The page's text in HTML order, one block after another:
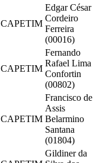
CAPETIM
Edgar César
Cordeiro
Ferreira
(00016)
CAPETIM
Fernando
Rafael Lima
Confortin
(00802)
CAPETIM
Francisco de
Assis
Belarmino
Santana
(01804)
Gildiner da